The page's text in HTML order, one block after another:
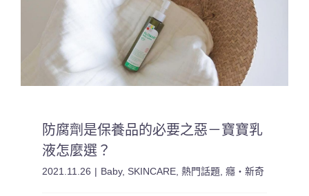
防腐劑是保養品的必要之惡－寶寶乳
液怎麼選？
2021.11.26 | Baby, SKINCARE,熱門話題,癮・新奇